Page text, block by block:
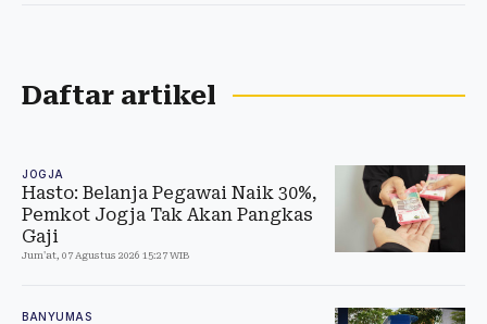
Daftar artikel
JOGJA
Hasto: Belanja Pegawai Naik 30%,
Pemkot Jogja Tak Akan Pangkas
Gaji
Jum'at, 07 Agustus 2026 15:27 WIB
BANYUMAS